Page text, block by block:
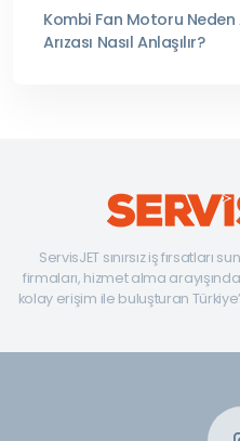
Kombi Fan Motoru Neden
Arızası Nasıl Anlaşılır?
ServisJET sınırsız iş fırsatları
firmaları, hizmet alma
kolay erişim ile buluşturan